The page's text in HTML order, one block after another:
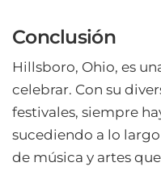
Conclusión
Hillsboro, Ohio, es
celebrar. Con su
festivales, siempre
sucediendo a lo
de música y artes